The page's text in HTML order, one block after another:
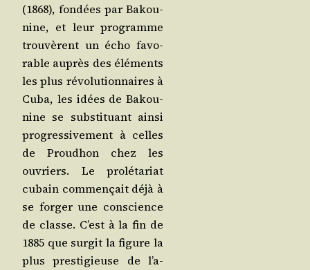
(1868), fon­dées par Bakou­
nine, et leur pro­gramme
trou­vèrent un écho favo­
rable auprès des élé­ments
les plus révo­lu­tion­naires à
Cuba, les idées de Bakou­
nine se sub­sti­tuant ain­si
pro­gres­si­ve­ment à celles
de Prou­dhon chez les
ouvriers. Le pro­lé­ta­riat
cubain com­men­çait déjà à
se for­ger une conscience
de classe. C’est à la fin de
1885 que sur­git la figure la
plus pres­ti­gieuse de l’a­